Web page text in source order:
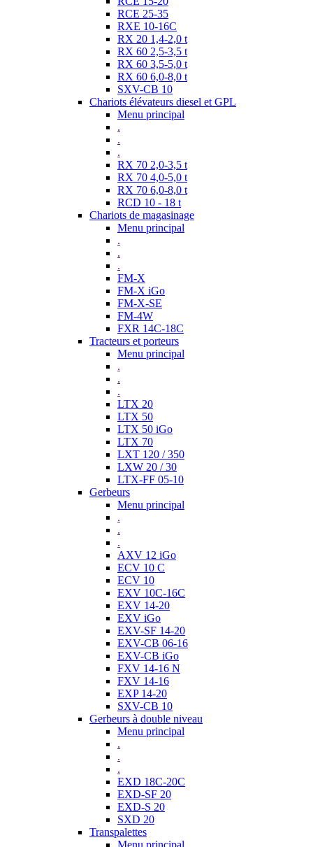
RCE 25-35
RXE 10-16C
RX 20 1,4-2,0 t
RX 60 2,5-3,5 t
RX 60 3,5-5,0 t
RX 60 6,0-8,0 t
SXV-CB 10
Chariots élévateurs diesel et GPL
Menu principal
.
.
.
RX 70 2,0-3,5 t
RX 70 4,0-5,0 t
RX 70 6,0-8,0 t
RCD 10 - 18 t
Chariots de magasinage
Menu principal
.
.
.
FM-X
FM-X iGo
FM-X-SE
FM-4W
FXR 14C-18C
Tracteurs et porteurs
Menu principal
.
.
.
LTX 20
LTX 50
LTX 50 iGo
LTX 70
LXT 120 / 350
LXW 20 / 30
LTX-FF 05-10
Gerbeurs
Menu principal
.
.
.
AXV 12 iGo
ECV 10 C
ECV 10
EXV 10C-16C
EXV 14-20
EXV iGo
EXV-SF 14-20
EXV-CB 06-16
EXV-CB iGo
FXV 14-16 N
FXV 14-16
EXP 14-20
SXV-CB 10
Gerbeurs à double niveau
Menu principal
.
.
.
EXD 18C-20C
EXD-SF 20
EXD-S 20
SXD 20
Transpalettes
Menu principal